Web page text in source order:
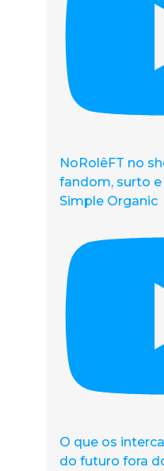
NoRolêFT no
fandom, surto
Simple Organic
O que os
do futuro fora